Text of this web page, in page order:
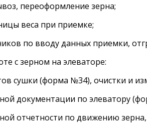
переоформление зерна;
веса при приемке;
по вводу данных приемки,
с зерном на элеваторе:
(форма №34), очистки и
документации по элеватору
отчетности по движению зерна,